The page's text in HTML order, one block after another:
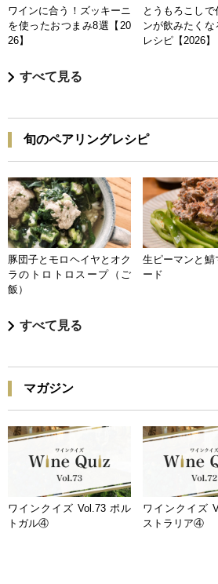
ワインに合う！ズッキーニ
を使ったおつまみ8選【20
26】
とうもろこし
ンが飲みたくな
レシピ【2026】
すべて見る
旬のペアリングレシピ
豚団子とモロヘイヤとオク
ラのトロトロスープ（ご
飯）
生ピーマンと鯖
ード
すべて見る
マガジン
ワインクイズ Vol.73 ポル
トガル④
ワインクイズ
ストラリア④